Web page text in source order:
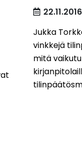
22.11.2016
Jukka
vinkkejä
mitä